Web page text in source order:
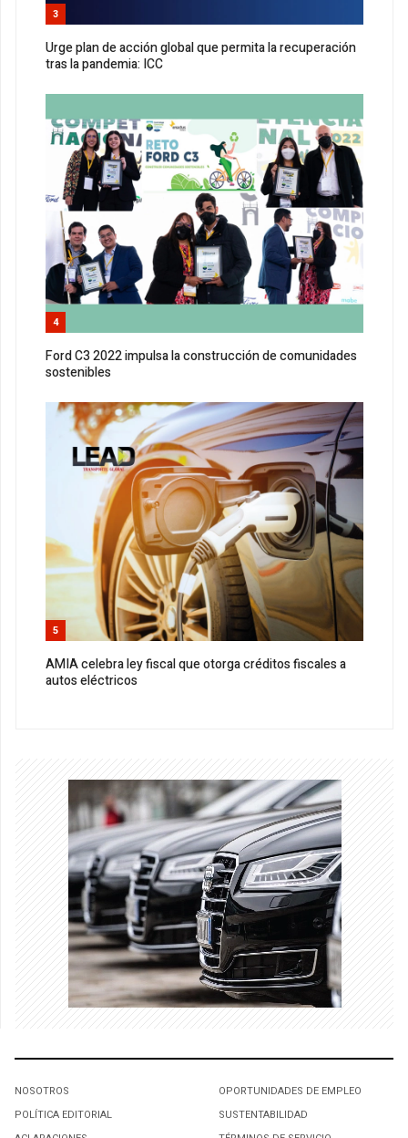
3
Urge plan de acción global que permita la recuperación
tras la pandemia: ICC
4
Ford C3 2022 impulsa la construcción de comunidades
sostenibles
5
AMIA celebra ley fiscal que otorga créditos fiscales a
autos eléctricos
NOSOTROS
POLÍTICA EDITORIAL
OPORTUNIDADES DE EMPLEO
SUSTENTABILIDAD